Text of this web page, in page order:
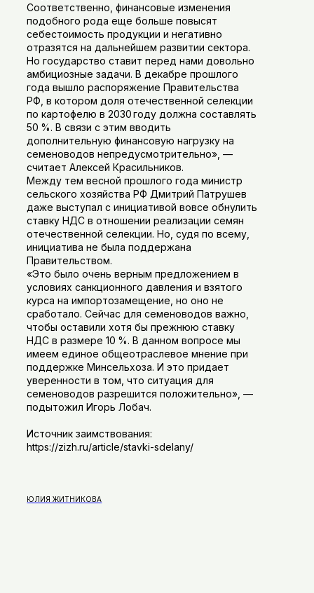
Соответственно, финансовые изменения
подобного рода еще больше повысят
себестоимость продукции и негативно
отразятся на дальнейшем развитии сектора.
Но государство ставит перед нами довольно
амбициозные задачи. В декабре прошлого
года вышло распоряжение Правительства
РФ, в котором доля отечественной селекции
по картофелю в 2030 году должна составлять
50 %. В связи с этим вводить
дополнительную финансовую нагрузку на
семеноводов непредусмотрительно», —
считает Алексей Красильников.
Между тем весной прошлого года министр
сельского хозяйства РФ Дмитрий Патрушев
даже выступал с инициативой вовсе обнулить
ставку НДС в отношении реализации семян
отечественной селекции. Но, судя по всему,
инициатива не была поддержана
Правительством.
«Это было очень верным предложением в
условиях санкционного давления и взятого
курса на импортозамещение, но оно не
сработало. Сейчас для семеноводов важно,
чтобы оставили хотя бы прежнюю ставку
НДС в размере 10 %. В данном вопросе мы
имеем единое общеотраслевое мнение при
поддержке Минсельхоза. И это придает
уверенности в том, что ситуация для
семеноводов разрешится положительно», —
подытожил Игорь Лобач.
Источник заимствования:
https://zizh.ru/article/stavki-sdelany/
ЮЛИЯ ЖИТНИКОВА